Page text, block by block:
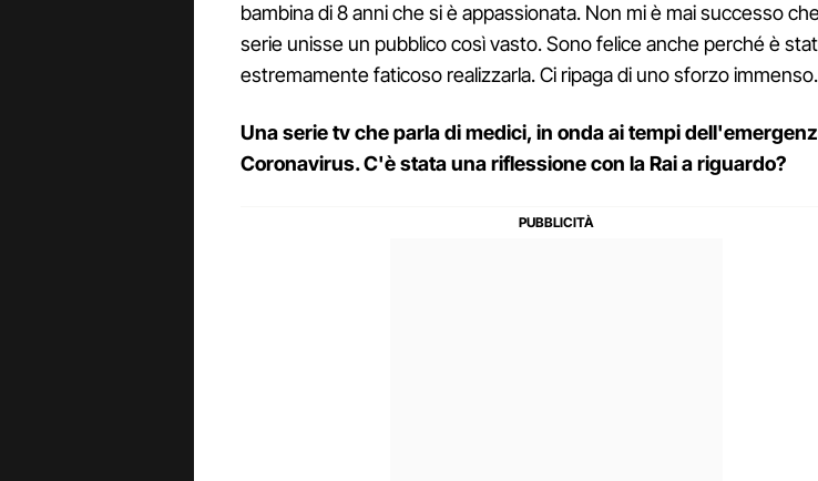
bambina di 8 anni che si è appassionata. Non mi è mai successo
serie unisse un pubblico così vasto. Sono felice anche perché è
estremamente faticoso realizzarla. Ci ripaga di uno sforzo immenso.
Una serie tv che parla di medici, in onda ai tempi
Coronavirus. C'è stata una riflessione con la Rai a riguardo?